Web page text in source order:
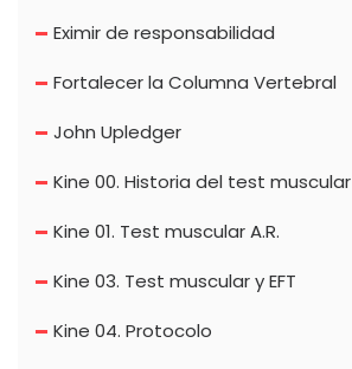
Eximir de responsabilidad
Fortalecer la Columna Vertebral
John Upledger
Kine 00. Historia del test muscular
Kine 01. Test muscular A.R.
Kine 03. Test muscular y EFT
Kine 04. Protocolo